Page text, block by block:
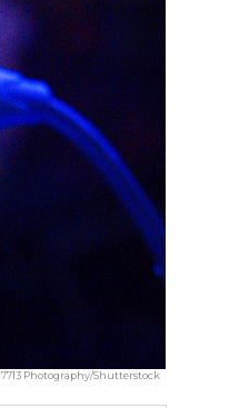
7713 Photography/Shutterstock